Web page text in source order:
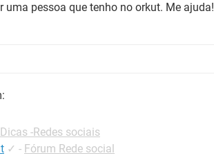
uma pessoa que tenho no orkut. Me ajuda!
Dicas -Redes sociais
✓ - Fórum Rede social